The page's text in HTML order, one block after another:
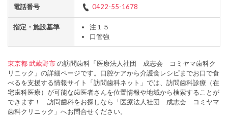
電話番号 0422-55-1678
指定・施設基準
注１５
口管強
東京都武蔵野市の訪問歯科「医療法人社団 成志会 コミヤマ歯科ク
リニック」の詳細ページです。口腔ケアから介護食レシピまでお口で食
べるを支援する情報サイト「訪問歯科ネット」では、訪問歯科診療（在
宅歯科医療）が可能な歯医者さんを位置情報や地域から検索することが
できます！ 訪問歯科をお探しなら「医療法人社団 成志会 コミヤマ
歯科クリニック」へお問合せください。